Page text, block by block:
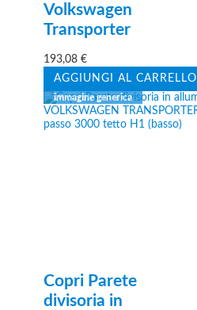
Volkswagen
Transporter
193,08€
AGGIUNGI AL CARRELLO
Copri Parete
divisoria in